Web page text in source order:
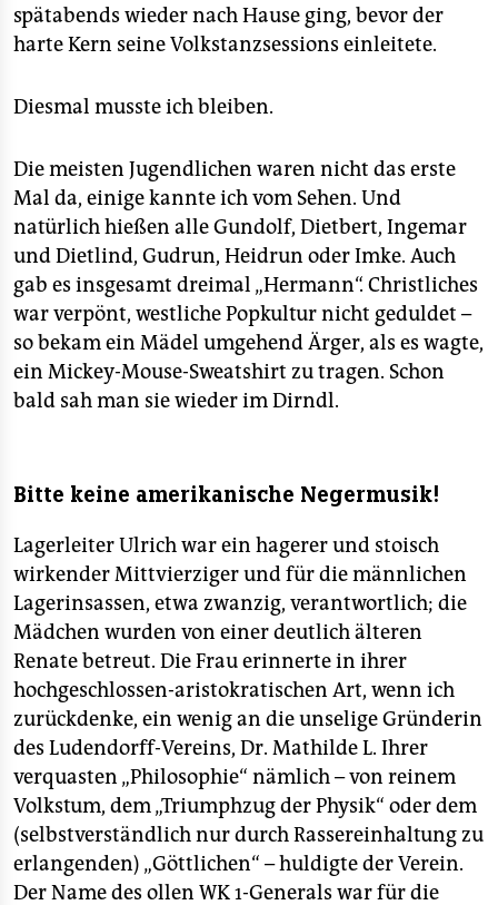
spätabends wieder nach Hause ging, bevor der
harte Kern seine Volkstanzsessions einleitete.
Diesmal musste ich bleiben.
Die meisten Jugendlichen waren nicht das erste
Mal da, einige kannte ich vom Sehen. Und
natürlich hießen alle Gundolf, Dietbert, Ingemar
und Dietlind, Gudrun, Heidrun oder Imke. Auch
gab es insgesamt dreimal „Hermann“. Christliches
war verpönt, westliche Popkultur nicht geduldet –
so bekam ein Mädel umgehend Ärger, als es wagte,
ein Mickey-Mouse-Sweatshirt zu tragen. Schon
bald sah man sie wieder im Dirndl.
Bitte keine amerikanische Negermusik!
Lagerleiter Ulrich war ein hagerer und stoisch
wirkender Mittvierziger und für die männlichen
Lagerinsassen, etwa zwanzig, verantwortlich; die
Mädchen wurden von einer deutlich älteren
Renate betreut. Die Frau erinnerte in ihrer
hochgeschlossen-aristokratischen Art, wenn ich
zurückdenke, ein wenig an die unselige Gründerin
des Ludendorff-Vereins, Dr. Mathilde L. Ihrer
verquasten „Philosophie“ nämlich – von reinem
Volkstum, dem „Triumphzug der Physik“ oder dem
(selbstverständlich nur durch Rassereinhaltung zu
erlangenden) „Göttlichen“ – huldigte der Verein.
Der Name des ollen WK 1-Generals war für die